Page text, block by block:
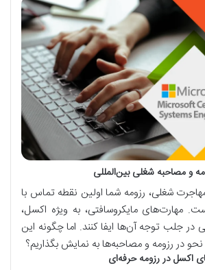
و مصاحبه شغلی بین‌المللی
شغلی، رزومه شما اولین نقطه تماس با
مهارت‌های مایکروسافتی، به ویژه اکسل،
جلب توجه آن‌ها ایفا کنند. اما چگونه این
نحو در رزومه و مصاحبه‌ها به نمایش بگذاریم؟
اکسل در رزومه حرفه‌ای